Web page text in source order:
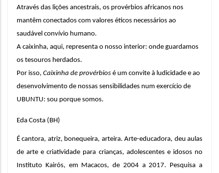
Através das lições ancestrais, os provérbios africanos nos
mantêm conectados com valores éticos necessários ao
saudável convívio humano.
A caixinha, aqui, representa o nosso interior: onde guardamos
os tesouros herdados.
Por isso, Caixinha de provérbios é um convite à ludicidade e ao
desenvolvimento de nossas sensibilidades num exercício de
UBUNTU: sou porque somos.
Eda Costa (BH)
É cantora, atriz, bonequeira, arteira. Arte-educadora, deu aulas
de arte e criatividade para crianças, adolescentes e idosos no
Instituto Kairós, em Macacos, de 2004 a 2017. Pesquisa a